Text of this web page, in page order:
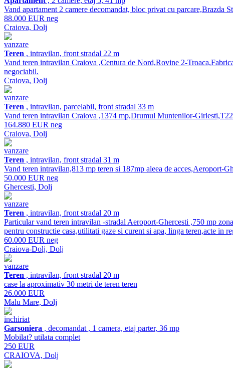
Vand apartament 2 camere decomandat, bloc privat cu
88.000 EUR neg
Craiova, Dolj
vanzare
Teren , intravilan, front stradal 22 m
Vand teren intravilan Craiova ,Centura de Nord,Rovine 2-
negociabil.
Craiova, Dolj
vanzare
Teren , intravilan, parcelabil, front stradal 33 m
Vand teren intravilan Craiova ,1374 mp,Drumul Muntenilor-
164.880 EUR neg
Craiova, Dolj
vanzare
Teren , intravilan, front stradal 31 m
Vand teren intravilan,813 mp teren si 187mp aleea de acces,Aeroport-
50.000 EUR neg
Ghercesti, Dolj
vanzare
Teren , intravilan, front stradal 20 m
Particular vand teren intravilan -stradal Aeroport-Ghercesti ,750 mp
pentru constructie casa,utilitati gaze si curent si apa, linga teren,acte in
60.000 EUR neg
Craiova-Dolj, Dolj
vanzare
Teren , intravilan, front stradal 20 m
case la aproximativ 30 metri de teren teren
26.000 EUR
Malu Mare, Dolj
inchiriat
Garsoniera , decomandat , 1 camera, etaj parter, 36 mp
Mobilat? utilata complet
250 EUR
CRAIOVA, Dolj